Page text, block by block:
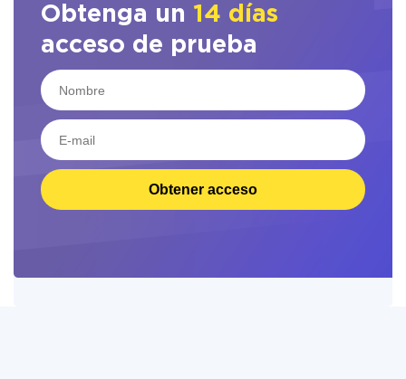
Obtenga un 14 días
acceso de prueba
Obtener acceso